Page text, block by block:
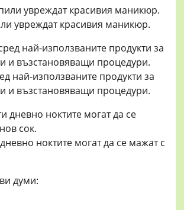
увреждат красивия маникюр.
най-използваните продукти за
и възстановяващи процедури.
ноктите могат да се мажат с
думи: